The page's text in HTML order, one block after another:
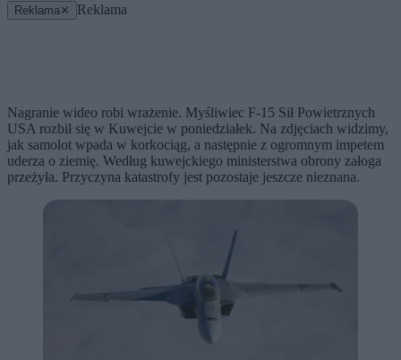
Reklama ✕ Reklama
Nagranie wideo robi wrażenie. Myśliwiec F-15 Sił Powietrznych
USA rozbił się w Kuwejcie w poniedziałek. Na zdjęciach widzimy,
jak samolot wpada w korkociąg, a następnie z ogromnym impetem
uderza o ziemię. Według kuwejckiego ministerstwa obrony załoga
przeżyła. Przyczyna katastrofy jest pozostaje jeszcze nieznana.